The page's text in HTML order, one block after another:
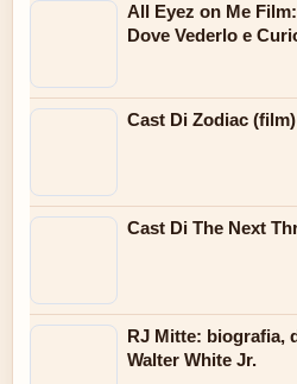
All Eyez on Me
Dove Vederlo e
Cast Di Zodiac (film)
Cast Di The Next
RJ Mitte: biografia,
Walter White Jr.